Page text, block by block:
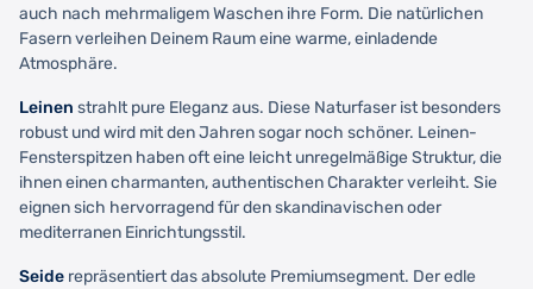
auch nach mehrmaligem Waschen ihre Form. Die natürlichen
Fasern verleihen Deinem Raum eine warme, einladende
Atmosphäre.
Leinen strahlt pure Eleganz aus. Diese Naturfaser ist besonders
robust und wird mit den Jahren sogar noch schöner. Leinen-
Fensterspitzen haben oft eine leicht unregelmäßige Struktur, die
ihnen einen charmanten, authentischen Charakter verleiht. Sie
eignen sich hervorragend für den skandinavischen oder
mediterranen Einrichtungsstil.
Seide repräsentiert das absolute Premiumsegment. Der edle